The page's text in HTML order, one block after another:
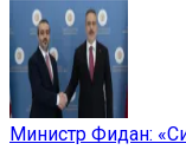
Министр Фидан: